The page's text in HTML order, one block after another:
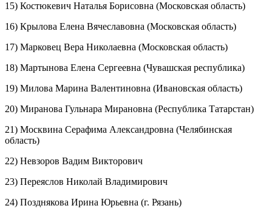
15) Костюкевич Наталья Борисовна (Московская область)
16) Крылова Елена Вячеславовна (Московская область)
17) Марковец Вера Николаевна (Московская область)
18) Мартынова Елена Сергеевна (Чувашская республика)
19) Милова Марина Валентиновна (Ивановская область)
20) Миранова Гульнара Мирановна (Республика Татарстан)
21) Москвина Серафима Александровна (Челябинская
область)
22) Невзоров Вадим Викторович
23) Переяслов Николай Владимирович
24) Позднякова Ирина Юрьевна (г. Рязань)